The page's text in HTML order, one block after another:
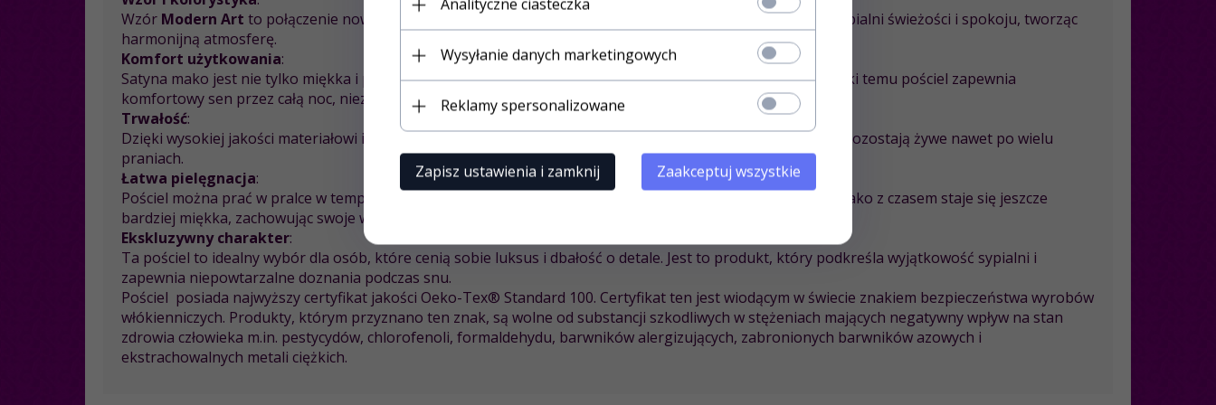
Wzór Modern Art to połączenie nowoczesnego designu z artystycznym sznytem. Kolor niebieskidodaje sypialni świeżości i spokoju, tworząc
harmonijną atmosferę.
Komfort użytkowania:
Satyna mako jest nie tylko miękka i przyjemna w dotyku, ale również przewiewna i przyjazna dla skóry. Dzięki temu pościel zapewnia
komfortowy sen przez całą noc, niezależnie od pory roku.
Trwałość:
Dzięki wysokiej jakości materiałowi i precyzyjnemu wykonaniu, pościel jest odporna na zużycie, a jej kolory pozostają żywe nawet po wielu
praniach.
Łatwa pielęgnacja:
Pościel można prać w pralce w temperaturze do 60°C, co ułatwia utrzymanie jej w idealnym stanie. Satyna mako z czasem staje się jeszcze
bardziej miękka, zachowując swoje właściwości przez długie lata.
Ekskluzywny charakter:
Ta pościel to idealny wybór dla osób, które cenią sobie luksus i dbałość o detale. Jest to produkt, który podkreśla wyjątkowość sypialni i
zapewnia niepowtarzalne doznania podczas snu.
Pościel posiada najwyższy certyfikat jakości Oeko-Tex® Standard 100. Certyfikat ten jest wiodącym w świecie znakiem bezpieczeństwa wyrobów
włókienniczych. Produkty, którym przyznano ten znak, są wolne od substancji szkodliwych w stężeniach mających negatywny wpływ na stan
zdrowia człowieka m.in. pestycydów, chlorofenoli, formaldehydu, barwników alergizujących, zabronionych barwników azowych i
ekstrachowalnych metali ciężkich.
Analityczne ciasteczka
Wysyłanie danych marketingowych
Reklamy spersonalizowane
Zapisz ustawienia i zamknij Zaakceptuj wszystkie